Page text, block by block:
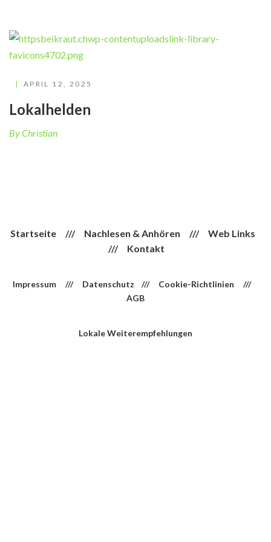
APRIL 12, 2025
Lokalhelden
By Christian
Startseite /// Nachlesen & Anhören /// Web Links
/// Kontakt
Impressum /// Datenschutz /// Cookie-Richtlinien ///
AGB
Lokale Weiterempfehlungen